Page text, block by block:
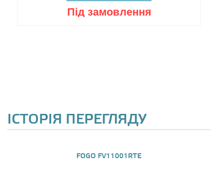
Під замовлення
ІСТОРІЯ ПЕРЕГЛЯДУ
FOGO FV11001RTE